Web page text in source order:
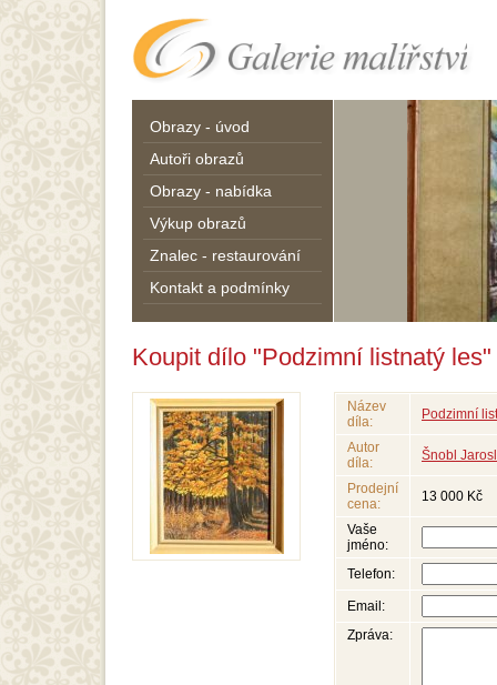
Obrazy - úvod
Autoři obrazů
Obrazy - nabídka
Výkup obrazů
Znalec - restaurování
Kontakt a podmínky
Koupit dílo "Podzimní listnatý
Název
díla:
Podzimní
Autor
díla:
Šnobl
Prodejní
cena:
13 000 Kč
Vaše
jméno:
Telefon:
Email:
Zpráva: